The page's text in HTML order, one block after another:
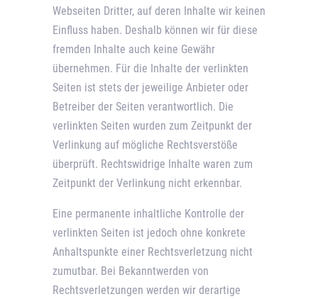
Webseiten Dritter, auf deren Inhalte wir keinen
Einfluss haben. Deshalb können wir für diese
fremden Inhalte auch keine Gewähr
übernehmen. Für die Inhalte der verlinkten
Seiten ist stets der jeweilige Anbieter oder
Betreiber der Seiten verantwortlich. Die
verlinkten Seiten wurden zum Zeitpunkt der
Verlinkung auf mögliche Rechtsverstöße
überprüft. Rechtswidrige Inhalte waren zum
Zeitpunkt der Verlinkung nicht erkennbar.
Eine permanente inhaltliche Kontrolle der
verlinkten Seiten ist jedoch ohne konkrete
Anhaltspunkte einer Rechtsverletzung nicht
zumutbar. Bei Bekanntwerden von
Rechtsverletzungen werden wir derartige